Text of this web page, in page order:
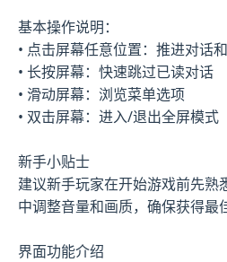
基本操作说明：
• 点击屏幕任意位置：推进对话
• 长按屏幕：快速跳过已读对话
• 滑动屏幕：浏览菜单选项
• 双击屏幕：进入/退出全屏模式
新手小贴士
建议新手玩家在开始游戏前先熟
中调整音量和画质，确保获得最
界面功能介绍